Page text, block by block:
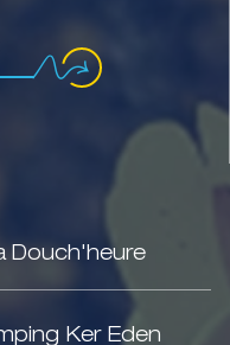
Douch'heure
Ker Eden